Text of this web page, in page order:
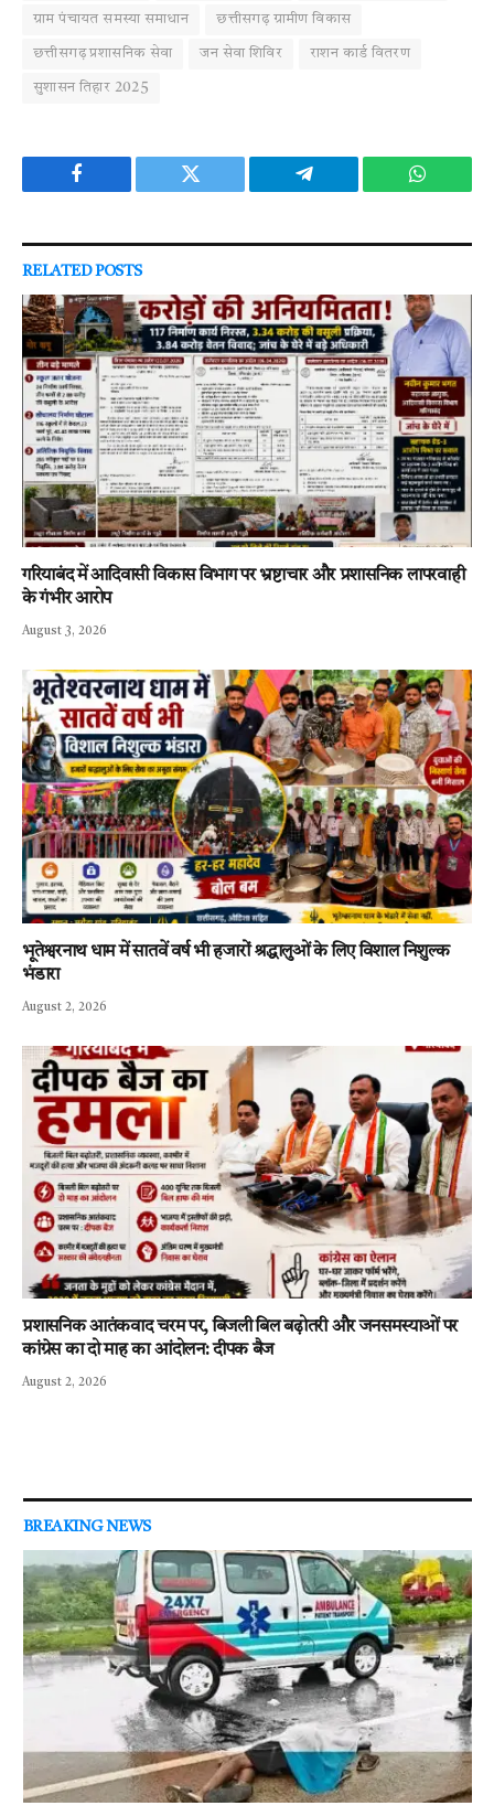
ग्राम पंचायत समस्या समाधान छत्तीसगढ़ ग्रामीण विकास
छत्तीसगढ़ प्रशासनिक सेवा जन सेवा शिविर राशन कार्ड वितरण
सुशासन तिहार 2025
Facebook Twitter Telegram
RELATEDPOSTS
गरियाबंद में आदिवासी विकास विभाग पर भ्रष्टाचार और प्रशासनिक लापरवाही
के गंभीर आरोप
August 3, 2026
भूतेश्वरनाथ धाम में सातवें वर्ष भी हजारों श्रद्धालुओं के लिए विशाल निशुल्क
भंडारा
August 2, 2026
प्रशासनिक आतंकवाद चरम पर, बिजली बिल बढ़ोतरी और जनसमस्याओं पर
कांग्रेस का दो माह का आंदोलन: दीपक बैज
August 2, 2026
BREAKING NEWS